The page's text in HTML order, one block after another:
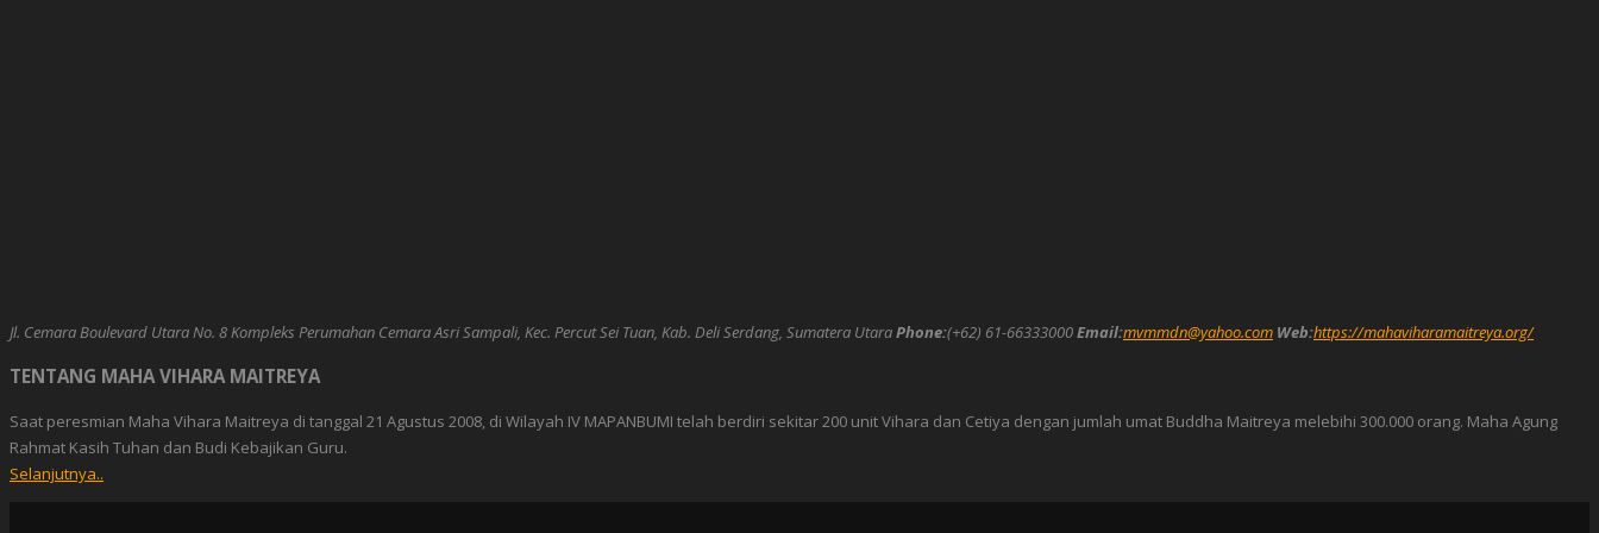
Jl. Cemara Boulevard Utara No. 8 Kompleks Perumahan Cemara Asri Sampali, Kec. Percut Sei Tuan, Kab. Deli Serdang, Sumatera UtaraPhone:(+62) 61-66333000Email:mvmmdn@yahoo.com Web:https://mahaviharamaitreya.org/
TENTANG MAHA VIHARA MAITREYA
Saat peresmian Maha Vihara Maitreya di tanggal 21 Agustus 2008, di Wilayah IV MAPANBUMI telah berdiri sekitar 200 unit Vihara dan Cetiya dengan jumlah umat Buddha Maitreya melebihi 300.000 orang. Maha Agung
Rahmat Kasih Tuhan dan Budi Kebajikan Guru.
Selanjutnya..